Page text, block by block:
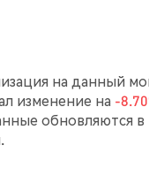
на данный
изменение на -
обновляются